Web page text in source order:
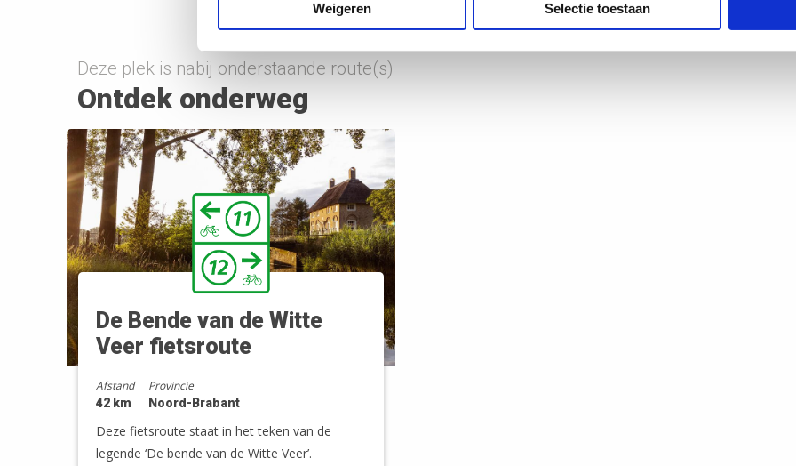
Weigeren Selectie toestaan
Deze plek is nabij onderstaande route(s)
Ontdek onderweg
De Bende van de Witte
Veer fietsroute
Afstand
42 km
Provincie
Noord-Brabant
Deze fietsroute staat in het teken van de
legende ‘De bende van de Witte Veer’.